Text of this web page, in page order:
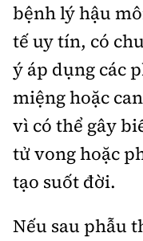
bệnh lý hậu
tế uy tín, có
ý áp dụng các
miệng hoặc
vì có thể gây
tử vong hoặc
tạo suốt đời.
Nếu sau phẫu